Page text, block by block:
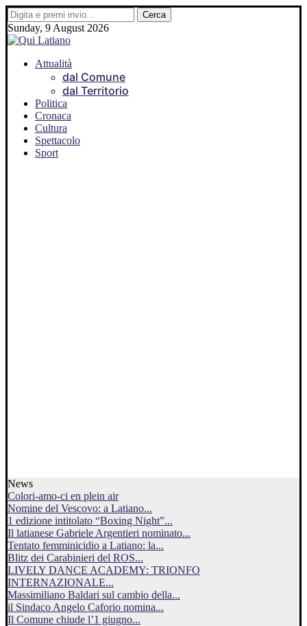
Sunday, 9 August 2026
Attualità
dal Comune
dal Territorio
Politica
Cronaca
Cultura
Spettacolo
Sport
News
Colori-amo-ci en plein air
Nomine del Vescovo: a Latiano...
1 edizione intitolato “Boxing Night”...
Il latianese Gabriele Argentieri nominato...
Tentato femminicidio a Latiano: la...
Blitz dei Carabinieri del ROS...
LIVELY DANCE ACADEMY: TRIONFO
INTERNAZIONALE...
Massimiliano Baldari sul cambio della...
il Sindaco Angelo Caforio nomina...
Il Comune chiude l’1 giugno...